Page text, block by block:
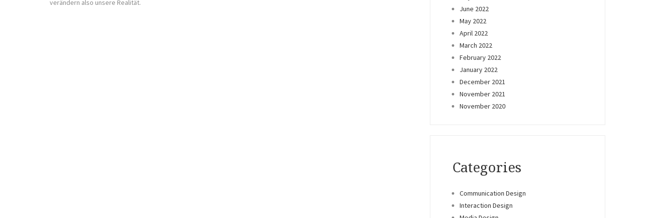
verändern also unsere Realität.
June 2022
May 2022
April 2022
March 2022
February 2022
January 2022
December 2021
November 2021
November 2020
Categories
Communication Design
Interaction Design